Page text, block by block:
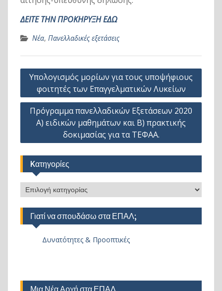
ΔΕΙΤΕ ΤΗΝ ΠΡΟΚΗΡΥΞΗ ΕΔΩ
Νέα, Πανελλαδικές εξετάσεις
Πλοήγηση
άρθρων
Υπολογισμός μορίων για τους υποψήφιους
φοιτητές των Επαγγελματικών Λυκείων
Πρόγραμμα πανελλαδικών Εξετάσεων 2020
Α) ειδικών μαθημάτων και Β) πρακτικής
δοκιμασίας για τα ΤΕΦΑΑ.
Kατηγορίες
Kατηγορίες
Γιατί να σπουδάσω στα ΕΠΑΛ;
Δυνατότητες & Προοπτικές
Μια Νέα Αρχή στα ΕΠΑΛ